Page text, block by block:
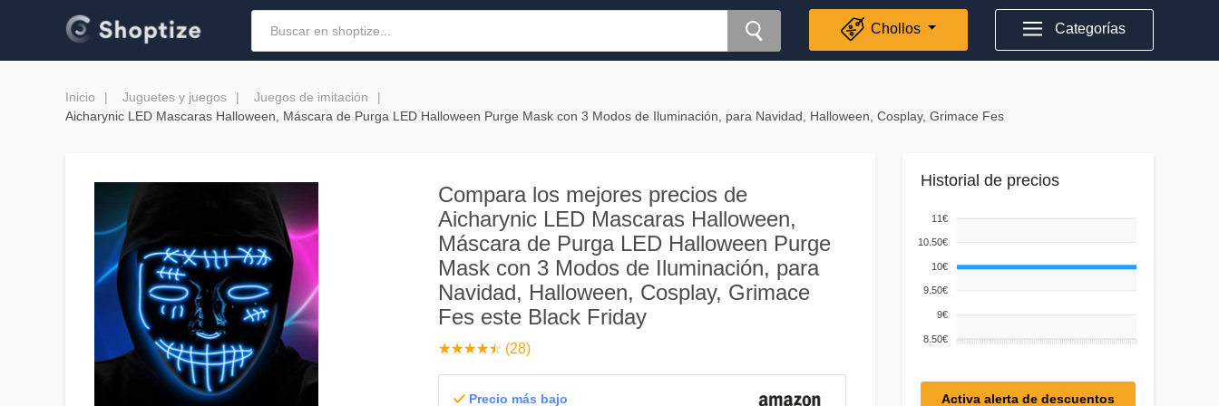
Chollos Categorías
Inicio Juguetes y juegos
Juegos de imitación
Aicharynic LED Mascaras Halloween, Máscara de Purga LED Halloween Purge Mask con 3 Modos de Iluminación, para Navidad, Halloween, Cosplay, Grimace Fes
Compara los mejores precios de
Aicharynic LED Mascaras Halloween,
Máscara de Purga LED Halloween Purge
Mask con 3 Modos de Iluminación, para
Navidad, Halloween, Cosplay, Grimace
Fes este Black Friday
☆☆☆☆☆
★★★★★ (28)
Precio más bajo
Historial de precios
11€
10.50€
10€
9.50€
9€
8.50€
Activa alerta de descuentos